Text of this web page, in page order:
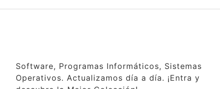
Software, Programas Informáticos, Sistemas
Operativos. Actualizamos día a día. ¡Entra y